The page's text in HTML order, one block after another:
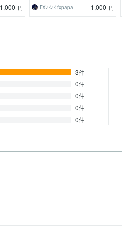
1,000 円
FXパパ fxpapa
1,000 円
3件
0件
0件
0件
0件